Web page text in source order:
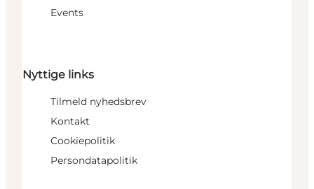
Events
Nyttige links
Tilmeld nyhedsbrev
Kontakt
Cookiepolitik
Persondatapolitik